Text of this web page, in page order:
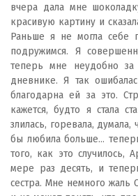
вчера дала мне
красивую картину и
Раньше я не могла себе
подружимся. Я
теперь мне неудобно
дневнике. Я так
благодарна ей за это.
кажется, будто я стала
злилась, горевала,
бы любила больше...
того, как это
мере раз десять, и
сестра. Мне немного жаль